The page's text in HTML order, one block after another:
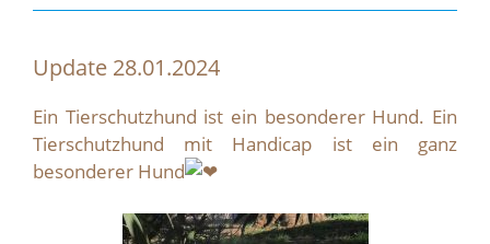
Update 28.01.2024
Ein Tierschutzhund ist ein besonderer Hund. Ein
Tierschutzhund mit Handicap ist ein ganz
besonderer Hund